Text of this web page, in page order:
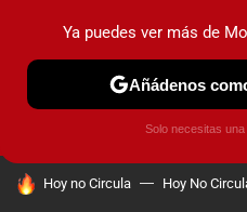
PRUEBAS INDUSTRIA
HOY SE HABLA DE
Hoy no Circula Hoy No
Ya puedes ver más de
Añádenos
Solo necesitas